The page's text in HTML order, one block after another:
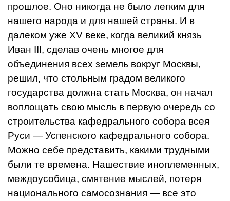
прошлое. Оно никогда не было легким для
нашего народа и для нашей страны. И в
далеком уже XV веке, когда великий князь
Иван III, сделав очень многое для
объединения всех земель вокруг Москвы,
решил, что стольным градом великого
государства должна стать Москва, он начал
воплощать свою мысль в первую очередь со
строительства кафедрального собора всея
Руси — Успенского кафедрального собора.
Можно себе представить, какими трудными
были те времена. Нашествие иноплеменных,
междоусобица, смятение мыслей, потеря
национального самосознания — все это